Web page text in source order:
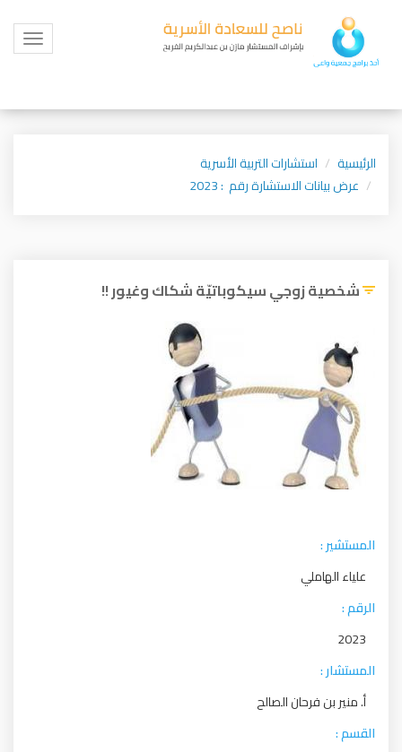
Toggle
الرئيسية
استشارات التربية الأسرية
عرض بيانات الاستشارة رقم : 2023
شخصية زوجي سيكوباتيّة شكاك وغيور !!
المستشير :
علياء الهاملي
الرقم :
2023
المستشار :
أ. منير بن فرحان الصالح
القسم :